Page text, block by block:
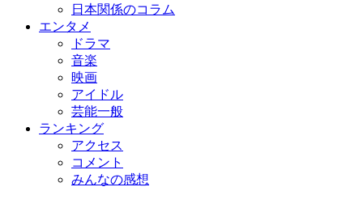
日本関係のコラム
エンタメ
ドラマ
音楽
映画
アイドル
芸能一般
ランキング
アクセス
コメント
みんなの感想